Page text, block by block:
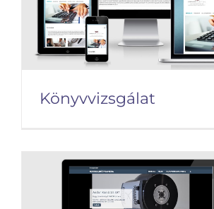
Könyvvizsgálat
Könyvvizsgálat